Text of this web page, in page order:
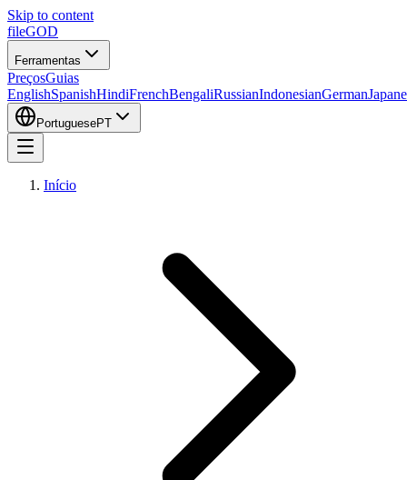
Skip to content
fileGOD
Ferramentas
PreçosGuias
EnglishSpanishHindiFrenchBengaliRussianIndonesianGerman
PortuguesePT
Início